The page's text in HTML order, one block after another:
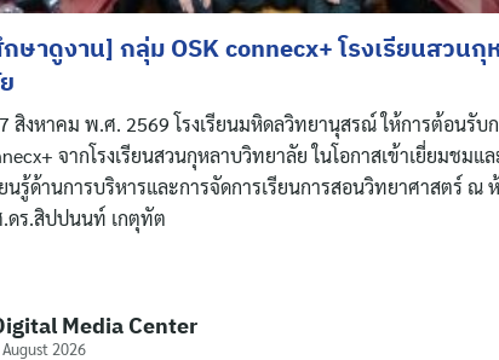
ษาดูงาน] กลุ่ม OSK connecx+ โรงเรียนสวนกุ
สิงหาคม พ.ศ. 2569 โรงเรียนมหิดลวิทยานุสรณ์ ให้การต้อนรับ
จากโรงเรียนสวนกุหลาบวิทยาลัย ในโอกาสเข้าเยี่ยมชมแ
นรู้ด้านการบริหารและการจัดการเรียนการสอนวิทยาศาสตร์ ณ
ดร.สิปปนนท์ เกตุทัต
Media Center
2026